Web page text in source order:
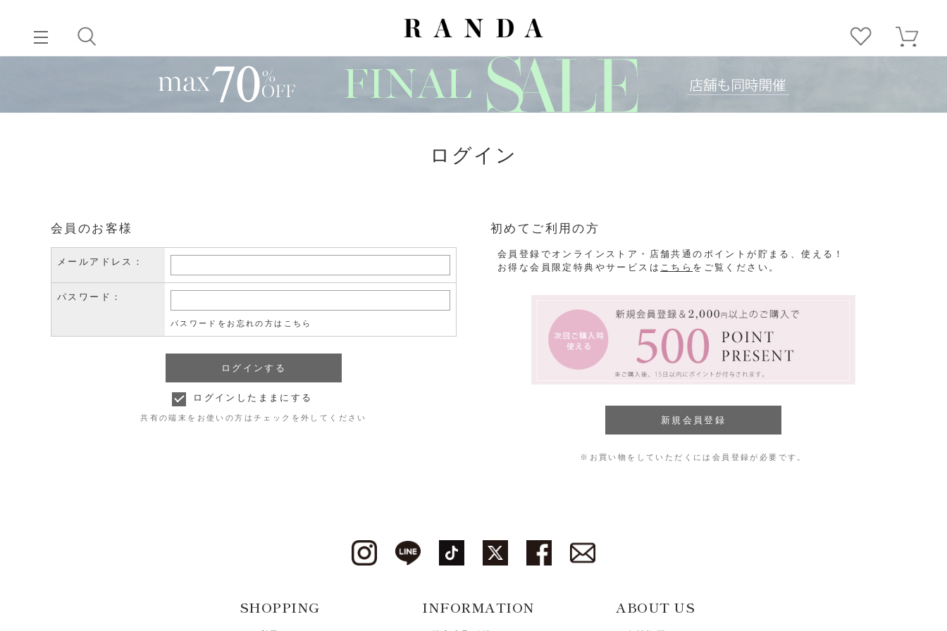
ログイン
会員のお客様
メールアドレス：
パスワード：
パスワードをお忘れの方はこちら
ログインしたままにする
共有の端末をお使いの方はチェックを外してください
初めてご利用の方
会員登録でオンラインストア・店舗共通のポイントが貯まる、使える！
お得な会員限定特典やサービスは こちら をご覧ください。
※お買い物をしていただくには会員登録が必要です。
SHOPPING INFORMATION ABOUT US